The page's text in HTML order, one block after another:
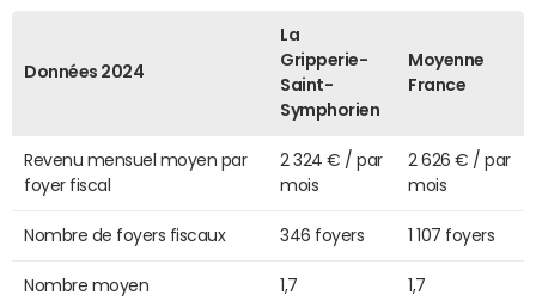
Données 2024
La
Gripperie-
Saint-
Symphorien
Moyenne
France
Revenu mensuel moyen par
foyer fiscal
2 324 € / par
mois
2 626 € / par
mois
Nombre de foyers fiscaux 346 foyers 1 107 foyers
Nombre moyen 1,7 1,7